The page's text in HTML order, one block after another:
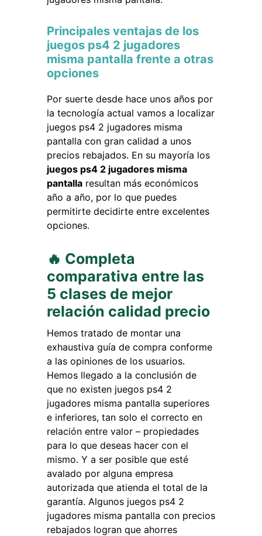
Principales ventajas de los
juegos ps4 2 jugadores
misma pantalla frente a otras
opciones
Por suerte desde hace unos años por
la tecnología actual vamos a localizar
juegos ps4 2 jugadores misma
pantalla con gran calidad a unos
precios rebajados. En su mayoría los
juegos ps4 2 jugadores misma
pantalla resultan más económicos
año a año, por lo que puedes
permitirte decidirte entre excelentes
opciones.
🔥 Completa
comparativa entre las
5 clases de mejor
relación calidad precio
Hemos tratado de montar una
exhaustiva guía de compra conforme
a las opiniones de los usuarios.
Hemos llegado a la conclusión de
que no existen juegos ps4 2
jugadores misma pantalla superiores
e inferiores, tan solo el correcto en
relación entre valor – propiedades
para lo que deseas hacer con el
mismo. Y a ser posible que esté
avalado por alguna empresa
autorizada que atienda el total de la
garantía. Algunos juegos ps4 2
jugadores misma pantalla con precios
rebajados logran que ahorres